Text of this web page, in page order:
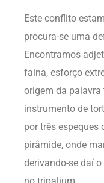
Este conflito
procura-se uma
Encontramos
faina, esforço
origem da
instrumento de
por três
pirâmide, onde
derivando-se daí